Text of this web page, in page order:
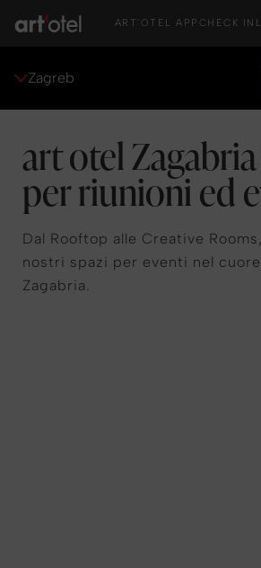
ART'OTEL APP CHECK IN
Zagreb
art otel
per riunioni ed
Dal Rooftop alle Creative
nostri spazi per eventi nel
Zagabria.